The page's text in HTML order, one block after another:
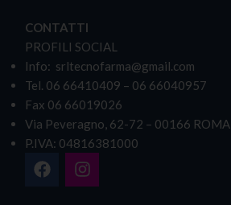
CONTATTI
PROFILI SOCIAL
Info: srltecnofarma@gmail.com
Tel. 06 66410409 – 06 66040957
Fax 06 66019026
Via Peveragno, 62-72 – 00166 ROMA
P.IVA: 04816381000